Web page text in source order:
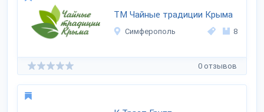
ТМ Чайные традиции Крыма
Симферополь 8
0 отзывов